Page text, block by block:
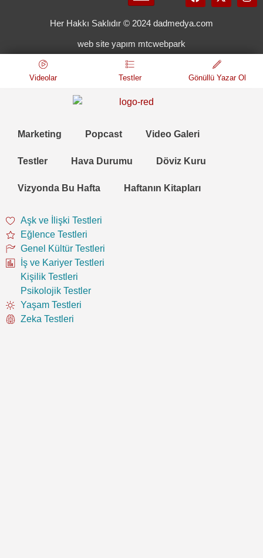
Her Hakkı Saklıdır © 2024 dadmedya.com
web site yapım mtcwebpark
Videolar Testler Gönüllü Yazar Ol
Marketing Popcast Video Galeri
Testler Hava Durumu Döviz Kuru
Vizyonda Bu Hafta Haftanın Kitapları
Aşk ve İlişki Testleri
Eğlence Testleri
Genel Kültür Testleri
İş ve Kariyer Testleri
Kişilik Testleri
Psikolojik Testler
Yaşam Testleri
Zeka Testleri